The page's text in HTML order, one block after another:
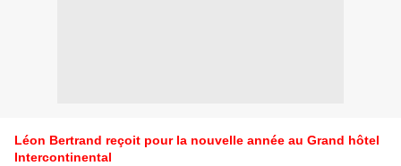
Léon Bertrand reçoit pour la nouvelle année au Grand hôtel
Intercontinental